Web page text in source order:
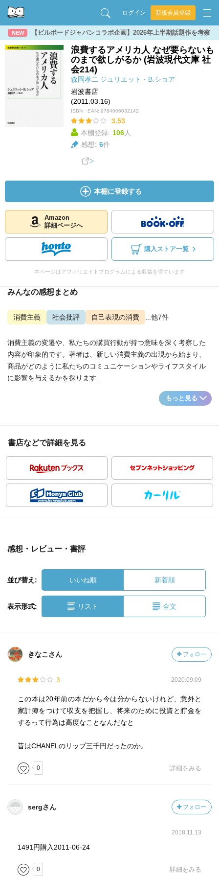
ログイン 新規会員登録
NEW 【ビルボードジャパンコラボ企画】2026年上半期話題作を考察
浪費するアメリカ人 なぜ要らないも
のまで欲しがるか (岩波現代文庫 社
会214)
森岡孝二 ジュリエット・B.ショア
岩波書店
(2011.03.16)
ISBN・EAN: 9784006032142
3.53
本棚登録: 106人
感想: 6件
本棚に登録する
Amazon
詳細ページへ
購入ストア一覧
本ページはアフィリエイトプログラムによる収益を得ています
みんなの感想まとめ
消費主義 社会批評 自己表現の消費 ...他7件
消費主義の変遷や、私たちの購買行動が持つ意味を深く考察した
内容が印象的です。著者は、新しい消費主義の出現から始まり、
商品がどのように私たちのコミュニケーションやライフスタイル
に影響を与えるかを探ります...
もっと見る
書店などで詳細を見る
感想・レビュー・書評
並び替え: いいね順 新着順
表示形式: リスト 全文
きなこさん フォロー
3 2020.09.09
この本は20年前の本だから今は分からないけれど、意外と
家計簿をつけて収支を把握し、将来のために投資と貯金を
するって行為は高度なことなんだなと
昔はCHANELのリップ三千円だったのか。
0 詳細をみる
sergさん フォロー
2018.11.13
1491円購入2011-06-24
0 詳細をみる